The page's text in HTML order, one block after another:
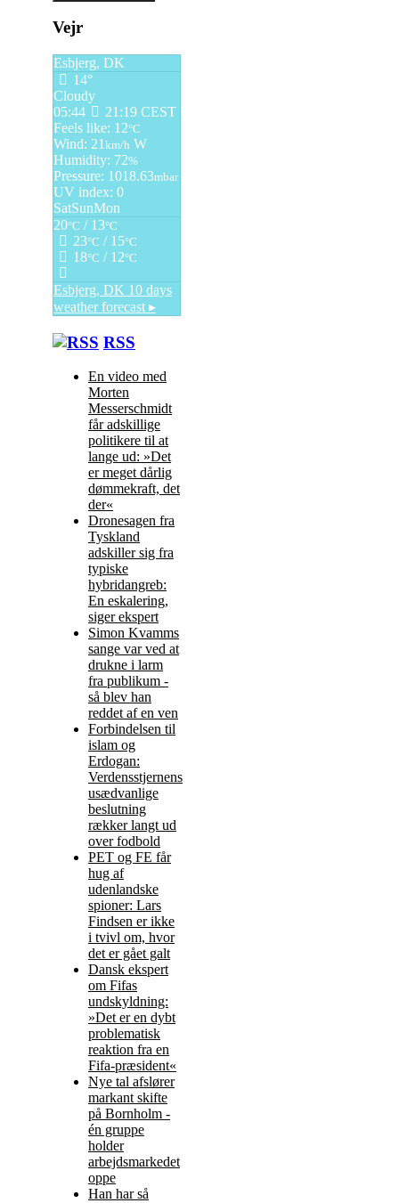
Vejr
Esbjerg, DK
14°
Cloudy
05:44
21:19 CEST
Feels like: 12°C
Wind: 21 km/h W
Humidity: 72%
Pressure: 1018.63mbar
UV index: 0
SatSunMon
20°C / 13°C
23°C / 15°C
18°C / 12°C
Esbjerg, DK 10 days
weather forecast ▸
RSS
En video med
Morten
Messerschmidt
får adskillige
politikere til at
lange ud: »Det
er meget dårlig
dømmekraft, det
der«
Dronesagen fra
Tyskland
adskiller sig fra
typiske
hybridangreb:
En eskalering,
siger ekspert
Simon Kvamms
sange var ved at
drukne i larm
fra publikum -
så blev han
reddet af en ven
Forbindelsen til
islam og
Erdogan:
Verdensstjernens
usædvanlige
beslutning
rækker langt ud
over fodbold
PET og FE får
hug af
udenlandske
spioner: Lars
Findsen er ikke
i tvivl om, hvor
det er gået galt
Dansk ekspert
om Fifas
undskyldning:
»Det er en dybt
problematisk
reaktion fra en
Fifa-præsident«
Nye tal afslører
markant skifte
på Bornholm -
én gruppe
holder
arbejdsmarkedet
oppe
Han har så